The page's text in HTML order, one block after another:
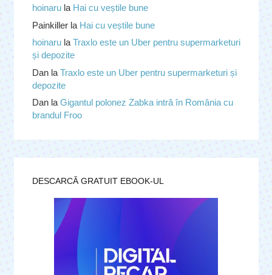
hoinarula Hai cu veștile bune
Painkillerla Hai cu veștile bune
hoinarula Traxlo este un Uber pentru supermarketuri
și depozite
Danla Traxlo este un Uber pentru supermarketuri și
depozite
Danla Gigantul polonez Zabka intră în România cu
brandul Froo
DESCARCĂ GRATUIT EBOOK-UL